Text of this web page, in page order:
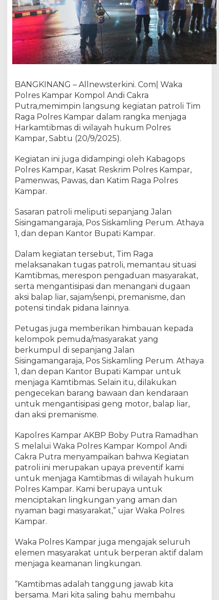
p
i
n
P
t
r
l
i
T
i
R
a
g
P
a
s
k
a
n
M
a
l
m
M
i
g
u
d
i
B
n
g
k
i
a
n
g
A
n
d
a
B
e
BANGKINANG – Allnewsterkini. Com| Waka
Polres Kampar Kompol Andi Cakra
Putra,memimpin langsung kegiatan patroli Tim
Raga Polres Kampar dalam rangka menjaga
Harkamtibmas di wilayah hukum Polres
Kampar, Sabtu (20/9/2025).
Kegiatan ini juga didampingi oleh Kabagops
Polres Kampar, Kasat Reskrim Polres Kampar,
Pamenwas, Pawas, dan Katim Raga Polres
Kampar.
Sasaran patroli meliputi sepanjang Jalan
Sisingamangaraja, Pos Siskamling Perum. Athaya
1, dan depan Kantor Bupati Kampar.
Dalam kegiatan tersebut, Tim Raga
melaksanakan tugas patroli, memantau situasi
Kamtibmas, merespon pengaduan masyarakat,
serta mengantisipasi dan menangani dugaan
aksi balap liar, sajam/senpi, premanisme, dan
potensi tindak pidana lainnya.
Petugas juga memberikan himbauan kepada
kelompok pemuda/masyarakat yang
berkumpul di sepanjang Jalan
Sisingamangaraja, Pos Siskamling Perum. Athaya
1, dan depan Kantor Bupati Kampar untuk
menjaga Kamtibmas. Selain itu, dilakukan
pengecekan barang bawaan dan kendaraan
untuk mengantisipasi geng motor, balap liar,
dan aksi premanisme.
Kapolres Kampar AKBP Boby Putra Ramadhan
S melalui Waka Polres Kampar Kompol Andi
Cakra Putra menyampaikan bahwa Kegiatan
patroli ini merupakan upaya preventif kami
untuk menjaga Kamtibmas di wilayah hukum
Polres Kampar. Kami berupaya untuk
menciptakan lingkungan yang aman dan
nyaman bagi masyarakat,” ujar Waka Polres
Kampar.
Waka Polres Kampar juga mengajak seluruh
elemen masyarakat untuk berperan aktif dalam
menjaga keamanan lingkungan.
“Kamtibmas adalah tanggung jawab kita
bersama. Mari kita saling bahu membahu